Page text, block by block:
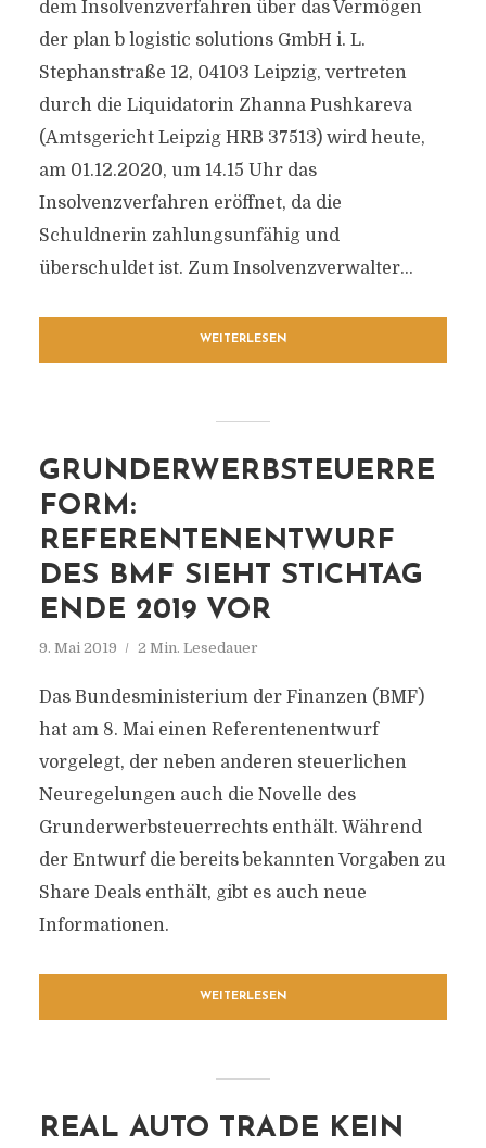
dem Insolvenzverfahren über das Vermögen
der plan b logistic solutions GmbH i. L.
Stephanstraße 12, 04103 Leipzig, vertreten
durch die Liquidatorin Zhanna Pushkareva
(Amtsgericht Leipzig HRB 37513) wird heute,
am 01.12.2020, um 14.15 Uhr das
Insolvenzverfahren eröffnet, da die
Schuldnerin zahlungsunfähig und
überschuldet ist. Zum Insolvenzverwalter...
WEITERLESEN
GRUNDERWERBSTEUERRE
FORM:
REFERENTENENTWURF
DES BMF SIEHT STICHTAG
ENDE 2019 VOR
9. Mai 2019 2 Min. Lesedauer
Das Bundesministerium der Finanzen (BMF)
hat am 8. Mai einen Referentenentwurf
vorgelegt, der neben anderen steuerlichen
Neuregelungen auch die Novelle des
Grunderwerbsteuerrechts enthält. Während
der Entwurf die bereits bekannten Vorgaben zu
Share Deals enthält, gibt es auch neue
Informationen.
WEITERLESEN
REAL AUTO TRADE KEIN